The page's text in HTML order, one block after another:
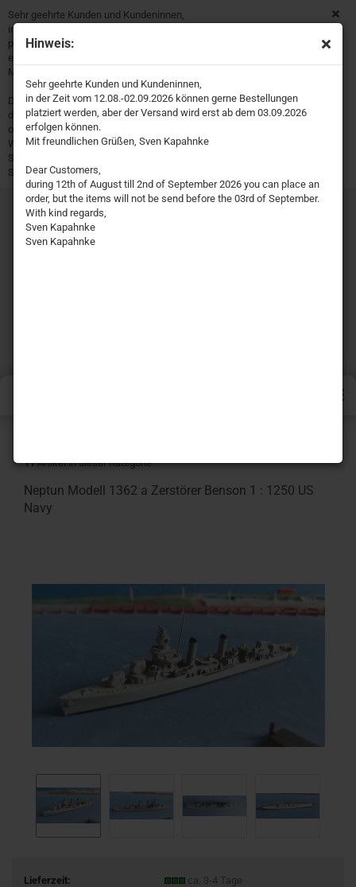
Hinweis:
Sehr geehrte Kunden und Kundeninnen,
in der Zeit vom 12.08.-02.09.2026 können gerne Bestellungen
platziert werden, aber der Versand wird erst ab dem 03.09.2026
erfolgen können.
Mit freundlichen Grüßen, Sven Kapahnke
Dear Customers,
during 12th of August till 2nd of September 2026 you can place an
order, but the items will not be send before the 03rd of September.
With kind regards,
Sven Kapahnke
Sven Kapahnke
Sehr geehrte Kunden und Kundeninnen,
in der Zeit vom 12.08.-02.09.2026 können gerne Bestellungen
platziert werden, aber der Versand wird erst ab dem 03.09.2026
erfolgen können.
Mit freundlichen Grüßen, Sven Kapahnke
Dear Customers,
during 12th of August till 2nd of September 2026 you can place an
order, but the items will not be send before the 03rd of September.
With kind regards,
Sven Kapahnke
Sven Kapahnke
11Artikel in dieser Kategorie
Neptun Modell 1362 a Zerstörer Benson 1 : 1250 US
Navy
Lieferzeit: ca. 3-4 Tage